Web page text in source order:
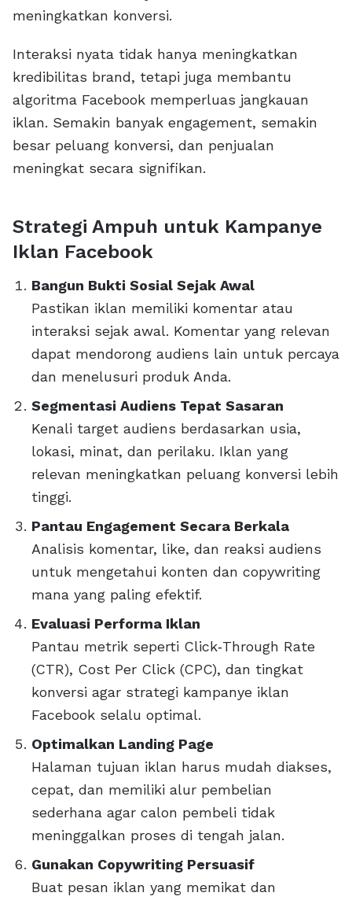
meningkatkan konversi.
Interaksi nyata tidak hanya meningkatkan
kredibilitas brand, tetapi juga membantu
algoritma Facebook memperluas jangkauan
iklan. Semakin banyak engagement, semakin
besar peluang konversi, dan penjualan
meningkat secara signifikan.
Strategi Ampuh untuk Kampanye
Iklan Facebook
Bangun Bukti Sosial Sejak Awal
Pastikan iklan memiliki komentar atau
interaksi sejak awal. Komentar yang relevan
dapat mendorong audiens lain untuk percaya
dan menelusuri produk Anda.
Segmentasi Audiens Tepat Sasaran
Kenali target audiens berdasarkan usia,
lokasi, minat, dan perilaku. Iklan yang
relevan meningkatkan peluang konversi lebih
tinggi.
Pantau Engagement Secara Berkala
Analisis komentar, like, dan reaksi audiens
untuk mengetahui konten dan copywriting
mana yang paling efektif.
Evaluasi Performa Iklan
Pantau metrik seperti Click‑Through Rate
(CTR), Cost Per Click (CPC), dan tingkat
konversi agar strategi kampanye iklan
Facebook selalu optimal.
Optimalkan Landing Page
Halaman tujuan iklan harus mudah diakses,
cepat, dan memiliki alur pembelian
sederhana agar calon pembeli tidak
meninggalkan proses di tengah jalan.
Gunakan Copywriting Persuasif
Buat pesan iklan yang memikat dan